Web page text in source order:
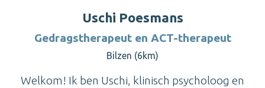
Uschi Poesmans
Gedragstherapeut en ACT-therapeut
Bilzen (6km)
Welkom! Ik ben Uschi, klinisch psycholoog en